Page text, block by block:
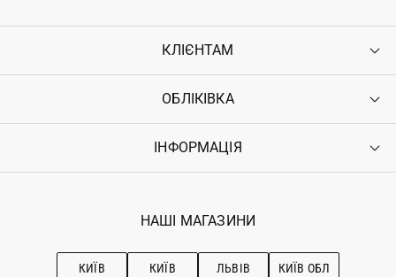
КЛІЄНТАМ
Контакти
Повернення
Гарантія
ОБЛІКІВКА
Увійти
Ostriv Club+
ІНФОРМАЦІЯ
Наші магазини
Рекомендації з догляду
НАШІ МАГАЗИНИ
КИЇВ КИЇВ ЛЬВІВ КИЇВ ОБЛ